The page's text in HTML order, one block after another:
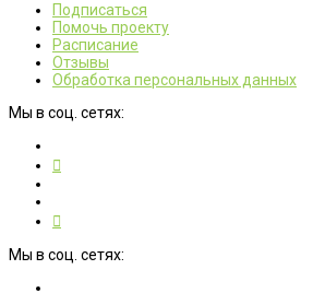
Подписаться
Помочь проекту
Расписание
Отзывы
Обработка персональных данных
Мы в соц. сетях:
Мы в соц. сетях: